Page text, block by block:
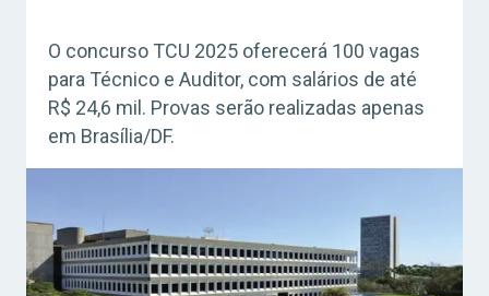
O concurso TCU 2025 oferecerá 100 vagas
para Técnico e Auditor, com salários de até
R$ 24,6 mil. Provas serão realizadas apenas
em Brasília/DF.